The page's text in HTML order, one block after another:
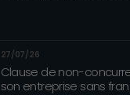
27/07/26
Clause de non-
son entreprise sans